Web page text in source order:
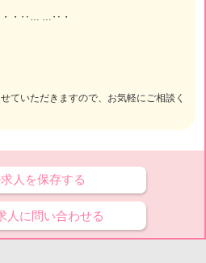
・‥… …‥・
ていただきますので、お気軽にご相談く
人を保存する
人に問い合わせる